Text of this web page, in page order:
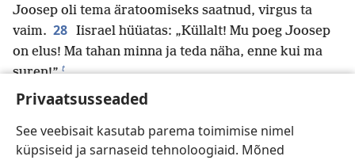
Privaatsusseaded
See veebisait kasutab parema toimimise nimel
küpsiseid ja sarnaseid tehnoloogiaid. Mõned
Joosep oli tema äratoomiseks saatnud, virgus ta
vaim. 28 Iisrael hüüatas: „Küllalt! Mu poeg Joosep
on elus! Ma tahan minna ja teda näha, enne kui ma
suren!” t
Tagasi Edasi